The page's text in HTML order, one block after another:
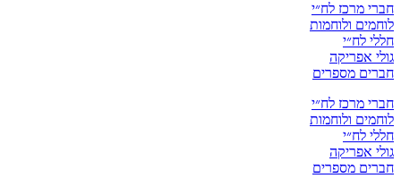
חברי מרכז לח״י
לוחמים ולוחמות
חללי לח״י
גולי אפריקה
חברים מספרים
חברי מרכז לח״י
לוחמים ולוחמות
חללי לח״י
גולי אפריקה
חברים מספרים